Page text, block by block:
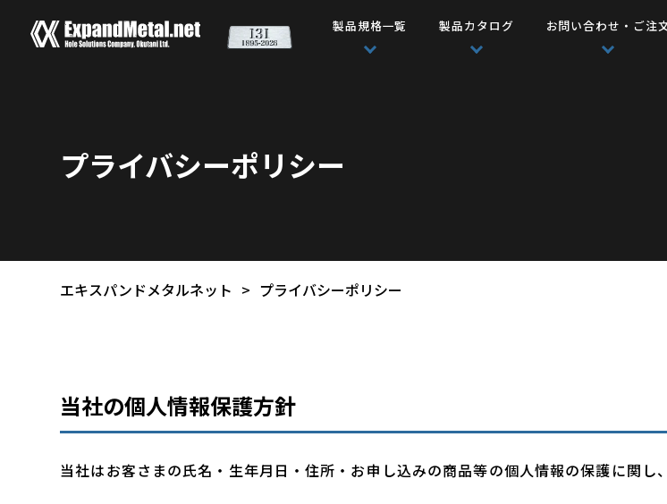
製品規格一覧 製品カタログ お問い合わせ・ご注
プライバシーポリシー
エキスパンドメタルネット > プライバシーポリシー
当社の個人情報保護方針
当社はお客さまの氏名・生年月日・住所・お申し込みの商品等の個人情報の保護に関し